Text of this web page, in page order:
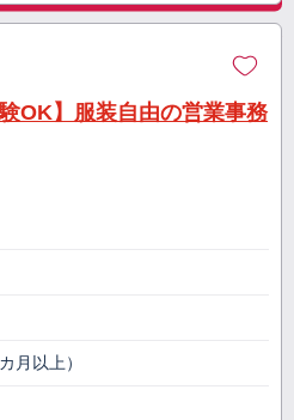
OK】服装自由の営業事務
月以上）